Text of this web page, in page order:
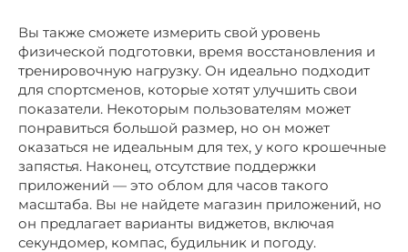
Вы также сможете измерить свой уровень
физической подготовки, время восстановления и
тренировочную нагрузку. Он идеально подходит
для спортсменов, которые хотят улучшить свои
показатели. Некоторым пользователям может
понравиться большой размер, но он может
оказаться не идеальным для тех, у кого крошечные
запястья. Наконец, отсутствие поддержки
приложений — это облом для часов такого
масштаба. Вы не найдете магазин приложений, но
он предлагает варианты виджетов, включая
секундомер, компас, будильник и погоду.